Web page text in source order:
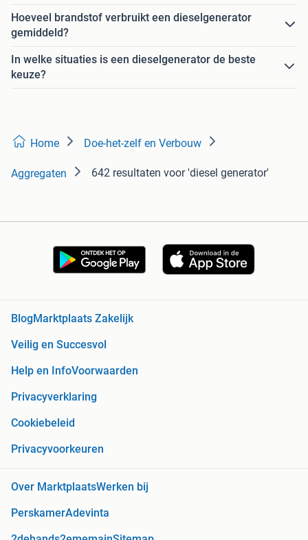
Hoeveel brandstof verbruikt een dieselgenerator
gemiddeld?
In welke situaties is een dieselgenerator de beste
keuze?
Home Doe-het-zelf en Verbouw
Aggregaten 642 resultaten voor 'diesel generator'
BlogMarktplaats Zakelijk
Veilig en Succesvol
Help en InfoVoorwaarden
Privacyverklaring
Cookiebeleid
Privacyvoorkeuren
Over MarktplaatsWerken bij
PerskamerAdevinta